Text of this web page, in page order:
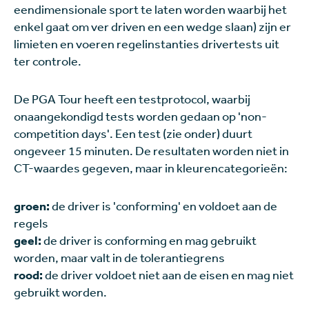
eendimensionale sport te laten worden waarbij het
enkel gaat om ver driven en een wedge slaan) zijn er
limieten en voeren regelinstanties drivertests uit
ter controle.
De PGA Tour heeft een testprotocol, waarbij
onaangekondigd tests worden gedaan op 'non-
competition days'. Een test (zie onder) duurt
ongeveer 15 minuten. De resultaten worden niet in
CT-waardes gegeven, maar in kleurencategorieën:
groen:de driver is 'conforming' en voldoet aan de
regels
geel:de driver is conforming en mag gebruikt
worden, maar valt in de tolerantiegrens
rood:de driver voldoet niet aan de eisen en mag niet
gebruikt worden.